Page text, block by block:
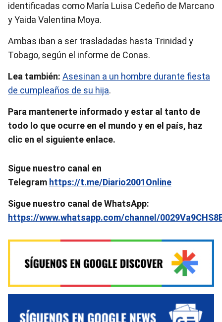
identificadas como María Luisa Cedeño de Marcano
y Yaida Valentina Moya.
Ambas iban a ser trasladadas hasta Trinidad y
Tobago, según el informe de Conas.
Lea también: Asesinan a un hombre durante fiesta
de cumpleaños de su hija.
Para mantenerte informado y estar al tanto de
todo lo que ocurre en el mundo y en el país, haz
clic en el siguiente enlace.
Sigue nuestro canal en
Telegram https://t.me/Diario2001Online
Sigue nuestro canal de WhatsApp:
https://www.whatsapp.com/channel/